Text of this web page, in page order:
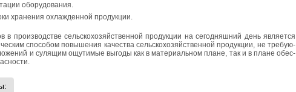
обо­ру­до­ва­ния.
хра­не­ния охла­жден­ной про­дук­ции.
в про­из­вод­стве сель­ско­хо­зяй­ствен­ной про­дук­ции на се­го­дняш­ний день яв­ля­ет­ся
спо­со­бом по­вы­ше­ния ка­че­ства сель­ско­хо­зяй­ствен­ной про­дук­ции, не тре­бу­ю­
и су­ля­щим ощу­ти­мые вы­го­ды как в ма­те­ри­аль­ном плане, так и в плане обес­